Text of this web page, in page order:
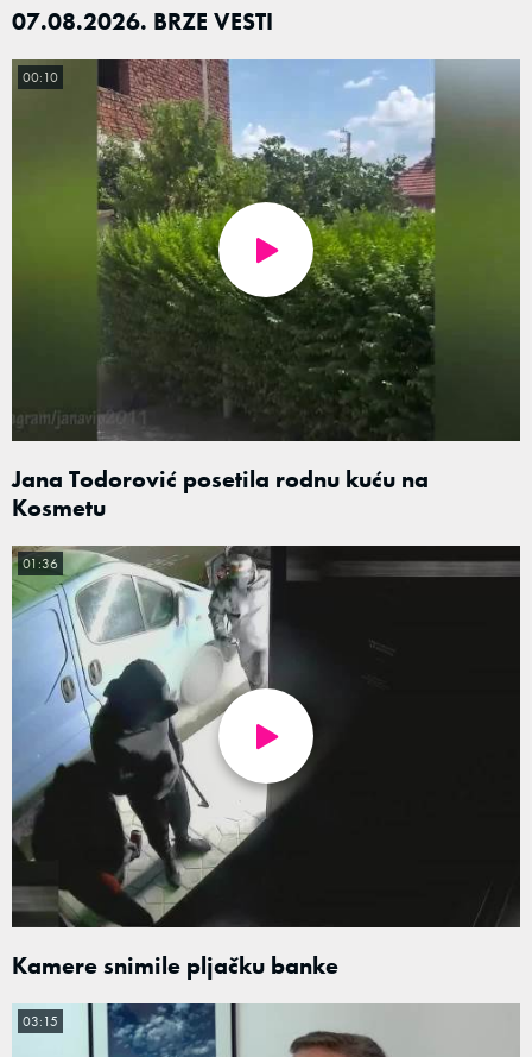
07.08.2026. BRZE VESTI
Jana Todorović posetila rodnu kuću na
Kosmetu
00:10
Kamere snimile pljačku banke
01:36
03:15